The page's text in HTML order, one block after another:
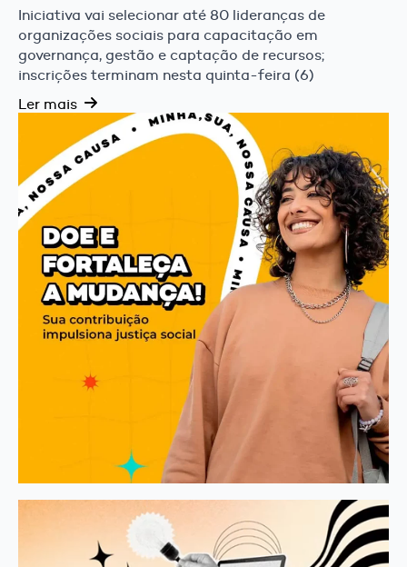
Iniciativa vai selecionar até 80 lideranças de
organizações sociais para capacitação em
governança, gestão e captação de recursos;
inscrições terminam nesta quinta-feira (6)
Ler mais